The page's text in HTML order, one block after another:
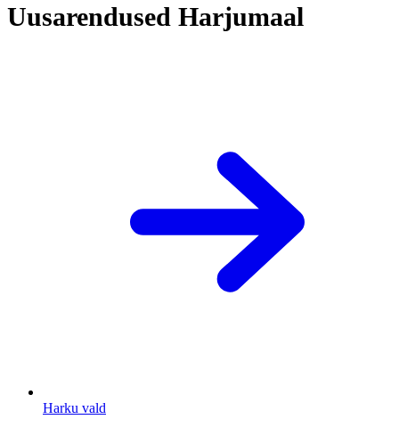
Uusarendused Harjumaal
Harku vald